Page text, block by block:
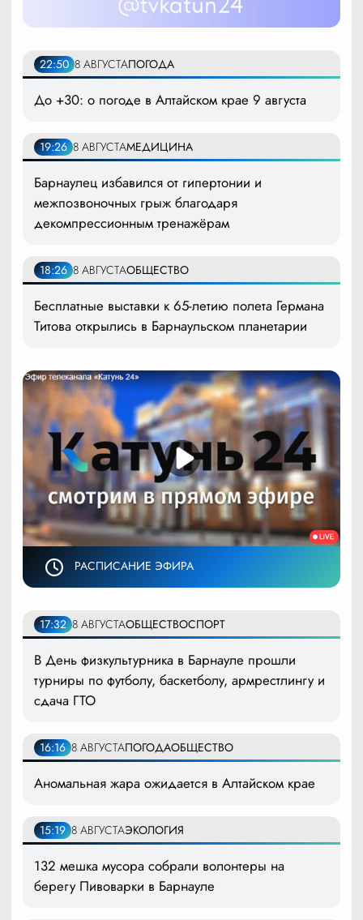
22:50 8 АВГУСТАПОГОДА
До +30: о погоде в Алтайском крае 9 августа
19:26 8 АВГУСТАМЕДИЦИНА
Барнаулец избавился от гипертонии и
межпозвоночных грыж благодаря
декомпрессионным тренажёрам
18:26 8 АВГУСТАОБЩЕСТВО
Бесплатные выставки к 65-летию полета Германа
Титова открылись в Барнаульском планетарии
РАСПИСАНИЕ ЭФИРА
17:32 8 АВГУСТАОБЩЕСТВОСПОРТ
В День физкультурника в Барнауле прошли
турниры по футболу, баскетболу, армрестлингу и
сдача ГТО
16:16 8 АВГУСТАПОГОДАОБЩЕСТВО
Аномальная жара ожидается в Алтайском крае
15:19 8 АВГУСТАЭКОЛОГИЯ
132 мешка мусора собрали волонтеры на
берегу Пивоварки в Барнауле